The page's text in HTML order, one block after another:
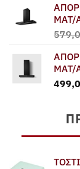
MAT/
MAT/